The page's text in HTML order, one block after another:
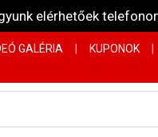
elérhetőek
GALÉRIA KUPONOK